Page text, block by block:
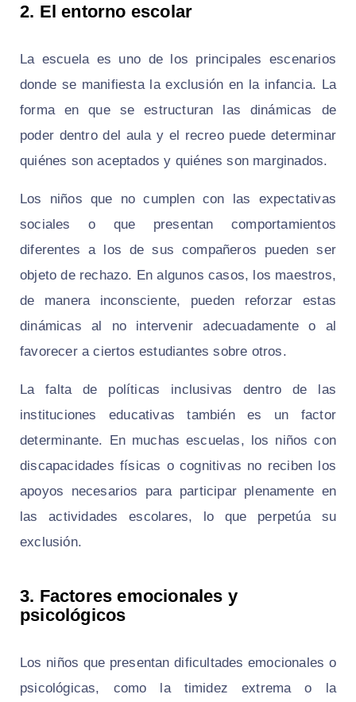
2. El entorno escolar
La escuela es uno de los principales escenarios
donde se manifiesta la exclusión en la infancia. La
forma en que se estructuran las dinámicas de
poder dentro del aula y el recreo puede determinar
quiénes son aceptados y quiénes son marginados.
Los niños que no cumplen con las expectativas
sociales o que presentan comportamientos
diferentes a los de sus compañeros pueden ser
objeto de rechazo. En algunos casos, los maestros,
de manera inconsciente, pueden reforzar estas
dinámicas al no intervenir adecuadamente o al
favorecer a ciertos estudiantes sobre otros.
La falta de políticas inclusivas dentro de las
instituciones educativas también es un factor
determinante. En muchas escuelas, los niños con
discapacidades físicas o cognitivas no reciben los
apoyos necesarios para participar plenamente en
las actividades escolares, lo que perpetúa su
exclusión.
3. Factores emocionales y
psicológicos
Los niños que presentan dificultades emocionales o
psicológicas, como la timidez extrema o la